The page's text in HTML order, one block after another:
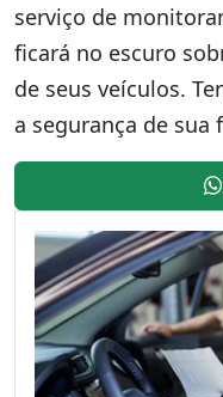
serviço de
ficará no escuro
de seus veículos.
a segurança de sua